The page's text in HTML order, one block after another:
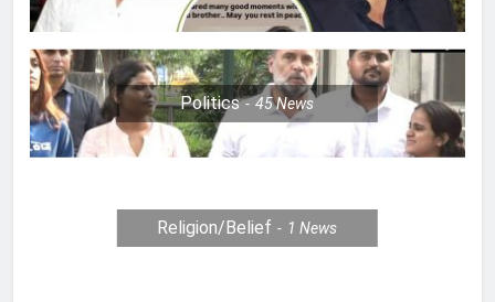
Politics 45News
Religion/Belief 1News